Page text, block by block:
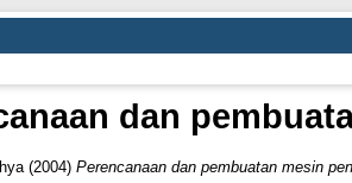
dan
(2004) Perencanaan dan pembuatan mesin